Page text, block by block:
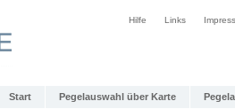
Hilfe Links
Start Pegelauswahl über Karte